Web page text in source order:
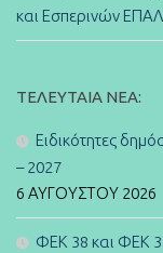
και Εσπερινών
ΤΕΛΕΥΤΑΊΑ ΝΈΑ:
Ειδικότητες
– 2027
6 ΑΥΓΟΎΣΤΟΥ 2026
ΦΕΚ 38 και ΦΕΚ